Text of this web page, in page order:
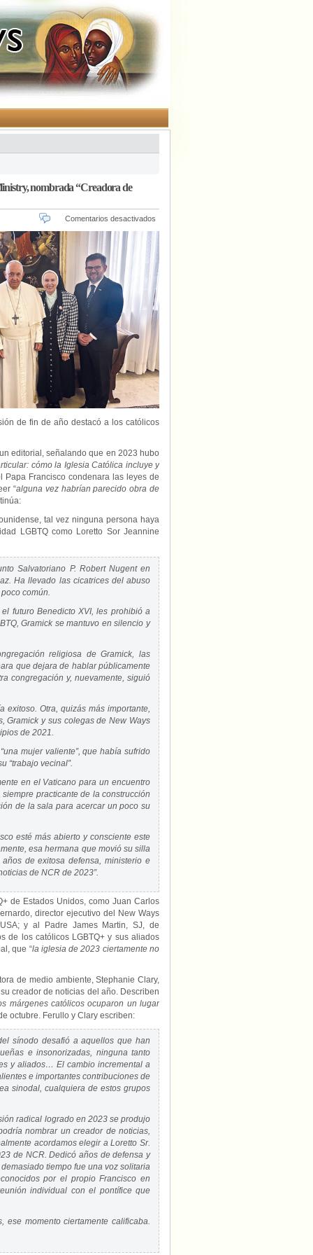
nombrada “Creadora de
Comentarios desactivados
de fin de año destacó a los católicos
editorial, señalando que en 2023 hubo
cómo la Iglesia Católica incluye y
Papa Francisco condenara las leyes de
“alguna vez habrían parecido obra de
tal vez ninguna persona haya
LGBTQ como Loretto Sor Jeannine
Salvatoriano P. Robert Nugent en
Ha llevado las cicatrices del abuso
común.
futuro Benedicto XVI, les prohibió a
Gramick se mantuvo en silencio y
religiosa de Gramick, las
que dejara de hablar públicamente
congregación y, nuevamente, siguió
exitoso. Otra, quizás más importante,
Gramick y sus colegas de New Ways
de 2021.
mujer valiente”, que había sufrido
“trabajo vecinal”.
en el Vaticano para un encuentro
practicante de la construcción
de la sala para acercar un poco su
esté más abierto y consciente este
esa hermana que movió su silla
de exitosa defensa, ministerio e
de NCR de 2023”.
de Estados Unidos, como Juan Carlos
director ejecutivo del New Ways
y al Padre James Martin, SJ, de
de los católicos LGBTQ+ y sus aliados
que “la iglesia de 2023 ciertamente no
de medio ambiente, Stephanie Clary,
creador de noticias del año. Describen
márgenes católicos ocuparon un lugar
octubre. Ferullo y Clary escriben:
sínodo desafió a aquellos que han
e insonorizadas, ninguna tanto
y aliados… El cambio incremental a
e importantes contribuciones de
sinodal, cualquiera de estos grupos
radical logrado en 2023 se produjo
nombrar un creador de noticias,
acordamos elegir a Loretto Sr.
de NCR. Dedicó años de defensa y
tiempo fue una voz solitaria
por el propio Francisco en
individual con el pontífice que
ese momento ciertamente calificaba.